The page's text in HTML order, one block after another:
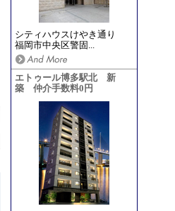
シティハウスけやき通り
福岡市中央区警固...
エトゥール博多駅北 新
築 仲介手数料0円